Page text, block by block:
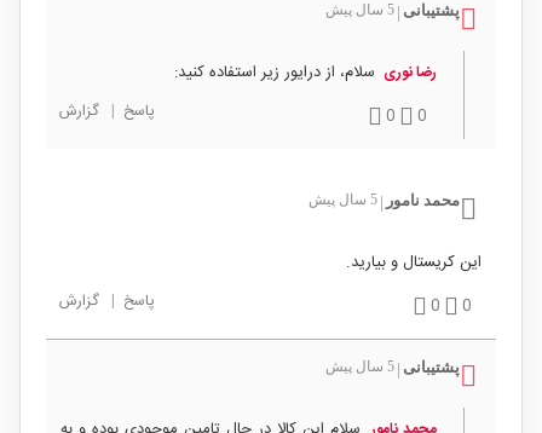
پشتیبانی 5 سال پیش
رضا نوری سلام، از درایور زیر استفاده کنید:
0
0 پاسخ | گزارش
محمد نامور 5 سال پیش
این کریستال و بیارید.
0
0 پاسخ | گزارش
پشتیبانی 5 سال پیش